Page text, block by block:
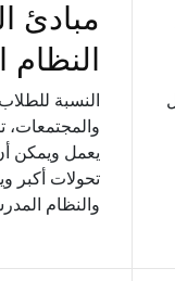
مبادئ
النظام
النسبة
والمجتمعات،
يعمل ويمكن
تحولات أكبر
والنظام